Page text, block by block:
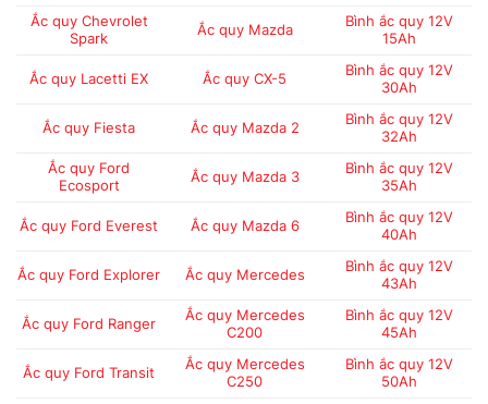
Ắc quy Chevrolet
Spark
Ắc quy Mazda
Bình ắc quy 12V
15Ah
Ắc quy Lacetti EX Ắc quy CX-5
Bình ắc quy 12V
30Ah
Ắc quy Fiesta Ắc quy Mazda 2
Bình ắc quy 12V
32Ah
Ắc quy Ford
Ecosport
Ắc quy Mazda 3
Bình ắc quy 12V
35Ah
Ắc quy Ford Everest Ắc quy Mazda 6
Bình ắc quy 12V
40Ah
Ắc quy Ford Explorer Ắc quy Mercedes
Bình ắc quy 12V
43Ah
Ắc quy Ford Ranger
Ắc quy Mercedes
C200
Bình ắc quy 12V
45Ah
Ắc quy Ford Transit
Ắc quy Mercedes
C250
Bình ắc quy 12V
50Ah